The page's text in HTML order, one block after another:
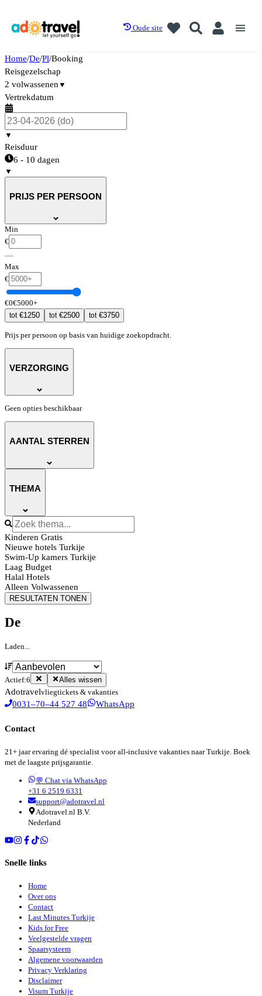
Oude site
Home/De/Pl/Booking
Reisgezelschap
2 volwassenen ▼
Vertrekdatum
▼
Reisduur
6 - 10 dagen
▼
PRIJS PER PERSOON
Min
€
—
Max
€
€0€5000+
tot€1250 tot€2500 tot€3750
Prijs per persoon op basis van huidige zoekopdracht.
VERZORGING
Geen opties beschikbaar
AANTAL STERREN
THEMA
Kinderen Gratis
Nieuwe hotels Turkije
Swim-Up kamers Turkije
Laag Budget
Halal Hotels
Alleen Volwassenen
RESULTATEN TONEN
De
Laden...
Actief:6 Alles wissen
Adotravelvliegtickets & vakanties
0031–70–44 527 48 WhatsApp
Contact
21+ jaar ervaring dé specialist voor all-inclusive vakanties naar Turkije. Boek
met de laagste prijsgarantie.
💬 Chat via WhatsApp
+31 6 2519 6331
support@adotravel.nl
Adotravel.nl B.V.
Nederland
Snelle links
Home
Over ons
Contact
Last Minutes Turkije
Kids for Free
Veelgestelde vragen
Spaarsysteem
Algemene voorwaarden
Privacy Verklaring
Disclaimer
Visum Turkije